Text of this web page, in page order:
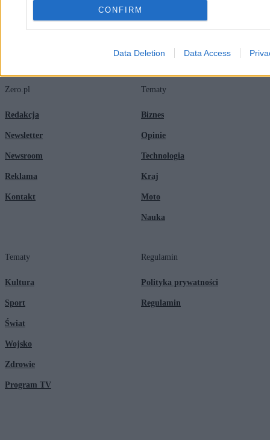
CONFIRM
Data Deletion Data Access
Zero.pl
Redakcja
Newsletter
Newsroom
Reklama
Kontakt
Tematy
Biznes
Opinie
Technologia
Kraj
Moto
Nauka
Tematy
Kultura
Sport
Świat
Wojsko
Zdrowie
Program TV
Regulamin
Polityka prywatności
Regulamin